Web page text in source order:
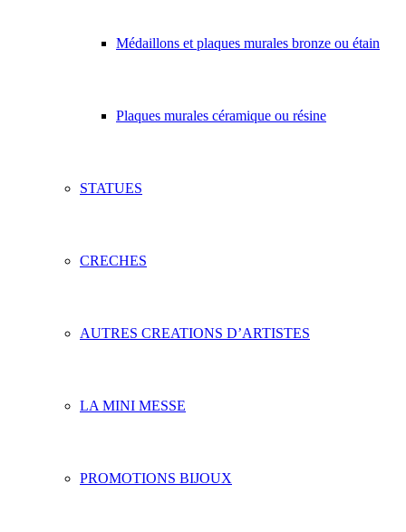
Médaillons et plaques murales bronze ou étain
Plaques murales céramique ou résine
STATUES
CRECHES
AUTRES CREATIONS D’ARTISTES
LA MINI MESSE
PROMOTIONS BIJOUX